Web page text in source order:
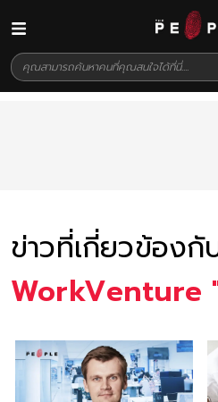
ข่าวที่เกี่ยวข้องกั
WorkVenture